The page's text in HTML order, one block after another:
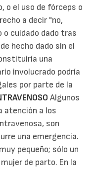
o el uso de fórceps o
a decir "no,
cuidado dado tras
hecho dado sin el
una
involucrado podría
por parte de la
Algunos
atención a los
son
una emergencia.
pequeño; sólo un
de parto. En la